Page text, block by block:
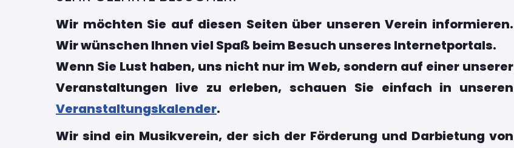
Wir möchten Sie auf diesen Seiten über unseren Verein informieren.
Wir wünschen Ihnen viel Spaß beim Besuch unseres Internetportals.
Wenn Sie Lust haben, uns nicht nur im Web, sondern auf einer unserer
Veranstaltungen live zu erleben, schauen Sie einfach in unseren
Veranstaltungskalender.
Wir sind ein Musikverein, der sich der Förderung und Darbietung von